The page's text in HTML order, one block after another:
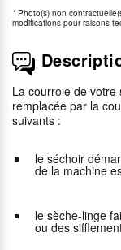
* Photo(s) non
modifications pour raisons
La courroie de
remplacée par la
suivants :
le séchoir
de la machine
le sèche-linge
ou des